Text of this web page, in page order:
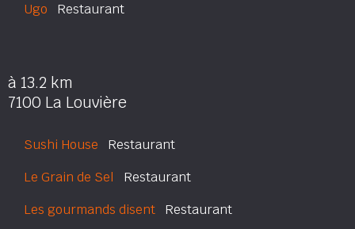
Ugo Restaurant
à 13.2 km
7100 La Louvière
Sushi House Restaurant
Le Grain de Sel Restaurant
Les gourmands disent Restaurant